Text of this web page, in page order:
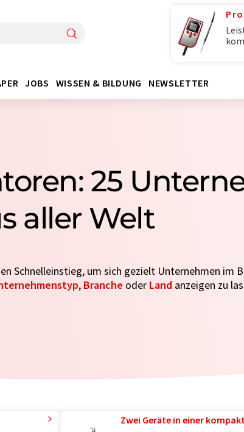
JOBS WISSEN & BILDUNG NEWSLETTER
25
aller Welt
Schnelleinstieg, um sich gezielt Unternehmen im
, Branche oder Land anzeigen zu
Zwei Geräte in einer